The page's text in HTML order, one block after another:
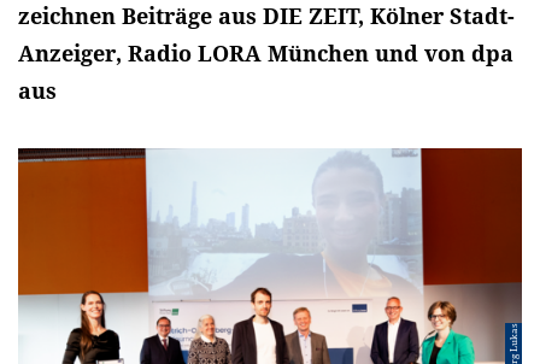
zeichnen Beiträge aus DIE ZEIT, Kölner Stadt-
Anzeiger, Radio LORA München und von dpa
aus